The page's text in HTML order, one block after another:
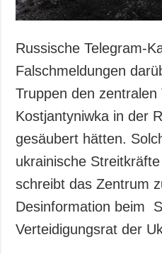
Russische Telegram-
Falschmeldungen
Truppen den zentralen
Kostjantyniwka in der
gesäubert hätten.
ukrainische
schreibt das Zentrum
Desinformation beim
Verteidigungsrat der